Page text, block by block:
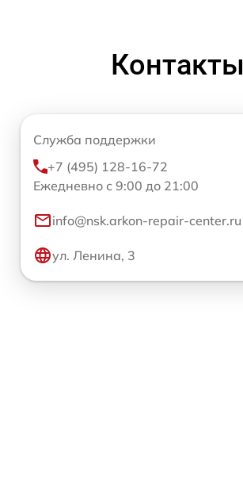
Контакты
Служба поддержки
+7 (495) 128-16-72
Ежедневно с 9:00 до 21:00
info@nsk.arkon-repair-center.ru
ул. Ленина, 3